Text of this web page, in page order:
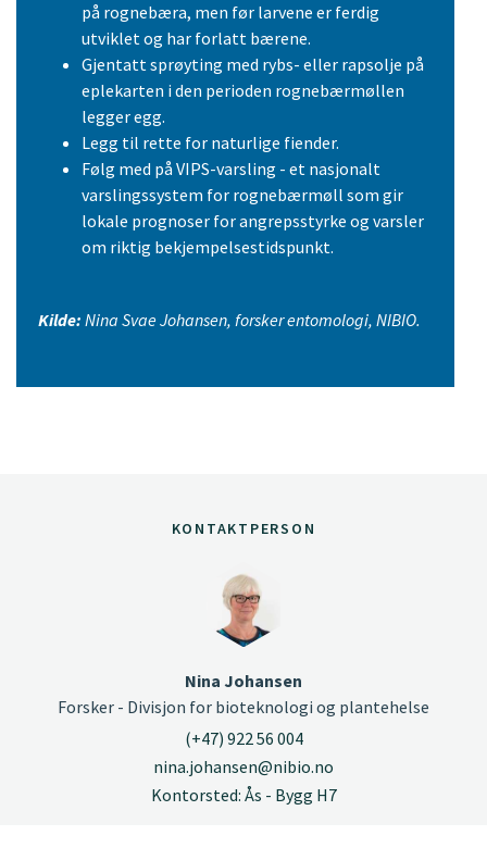
på rognebæra, men før larvene er ferdig
utviklet og har forlatt bærene.
Gjentatt sprøyting med rybs- eller rapsolje på
eplekarten i den perioden rognebærmøllen
legger egg.
Legg til rette for naturlige fiender.
Følg med på VIPS-varsling - et nasjonalt
varslingssystem for rognebærmøll som gir
lokale prognoser for angrepsstyrke og varsler
om riktig bekjempelsestidspunkt.
Kilde: Nina Svae Johansen, forsker entomologi, NIBIO.
KONTAKTPERSON
Nina Johansen
Forsker - Divisjon for bioteknologi og plantehelse
(+47) 922 56 004
nina.johansen@nibio.no
Kontorsted: Ås - Bygg H7